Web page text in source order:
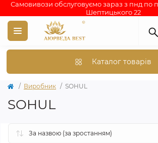
Самовивози обслуговуємо зараз з пнд по
Шептицького 22
Каталог товарів
Виробник SOHUL
SOHUL